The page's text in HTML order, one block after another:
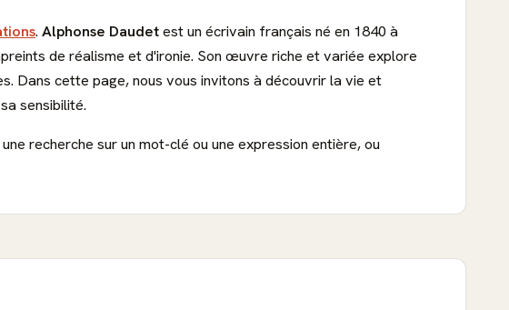
. Alphonse Daudetest un écrivain français né en 1840 à
de réalisme et d'ironie. Son œuvre riche et variée explore
Dans cette page, nous vous invitons à découvrir la vie et
sensibilité.
recherche sur un mot-clé ou une expression entière, ou